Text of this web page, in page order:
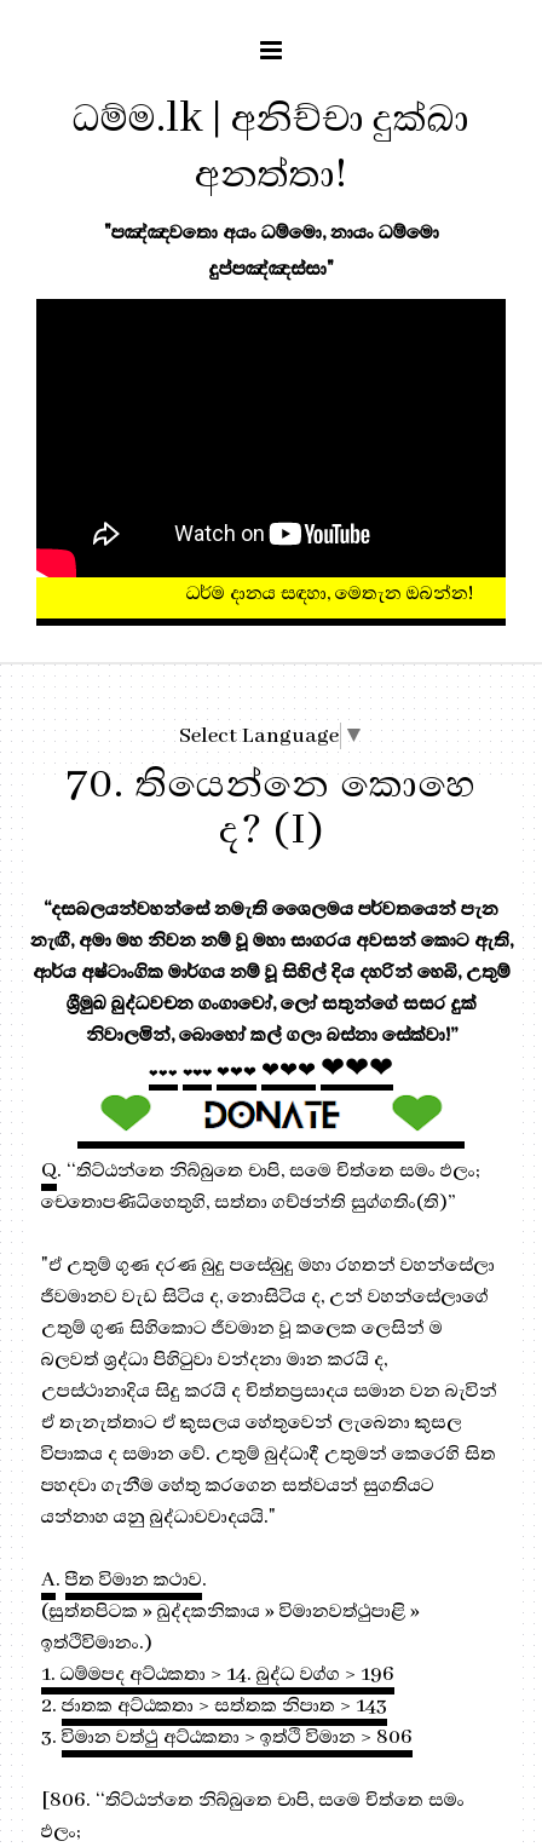
ධම්ම.lk | අනිච්චා දුක්ඛා
අනත්තා!
"පඤ්ඤවතො අයං ධම්මො, නායං ධම්මො
දුප්පඤ්ඤස්සා"
ධර්ම දානය සඳහා, මෙතැන ඔබන්න!
Select Language ▼
70. තියෙන්නෙ කොහෙ
ද? (I)
“දසබලයන්වහන්සේ නමැති ශෛලමය පර්වතයෙන් පැන
නැඟී, අමා මහ නිවන නම් වූ මහා සාගරය අවසන් කොට ඇති,
ආර්ය අෂ්ටාංගික මාර්ගය නම් වූ සිහිල් දිය දහරින් හෙබි, උතුම්
ශ්‍රීමුඛ බුද්ධවචන ගංගාවෝ, ලෝ සතුන්ගේ සසර දුක්
නිවාලමින්, බොහෝ කල් ගලා බස්නා සේක්වා!”
❤❤❤ ❤❤❤ ❤❤❤ ❤❤❤ ❤❤❤
Q. ‘‘තිට්‌ඨන්‌තෙ නිබ්‌බුතෙ චාපි, සමෙ චිත්‌තෙ සමං ඵලං;
චෙතොපණිධිහෙතුහි, සත්‌තා ගච්‌ඡන්‌ති සුග්‌ගතිං(ති)”
"ඒ උතුම් ගුණ දරණ බුදු පසේබුදු මහා රහතන් වහන්සේලා
ජීවමානව වැඩ සිටිය ද, නොසිටිය ද, උන් වහන්සේලාගේ
උතුම් ගුණ සිහිකොට ජීවමාන වූ කලෙක ලෙසින් ම
බලවත් ශ්‍රද්ධා පිහිටුවා වන්දනා මාන කරයි ද,
උපස්ථානාදිය සිදු කරයි ද චිත්තප්‍රසාදය සමාන වන බැවින්
ඒ තැනැත්තාට ඒ කුසලය හේතුවෙන් ලැබෙනා කුසල
විපාකය ද සමාන වේ. උතුම් බුද්ධාදී උතුමන් කෙරෙහි සිත
පහදවා ගැනීම හේතු කරගෙන සත්වයන් සුගතියට
යන්නාහ යනු බුද්ධාවවාදයයි."
A.පීත විමාන කථාව.
(සුත්තපිටක » ඛුද්දකනිකාය » විමානවත්ථුපාළි »
ඉත්ථිවිමානං.)
1. ධම්මපද අට්ඨකතා > 14. බුද්ධ වග්ග > 196
2.ජාතක අට්ඨකතා > සත්තක නිපාත > 143
3.විමාන වත්ථු අට්ඨකතා > ඉත්ථි විමාන > 806
[806. ‘‘තිට්ඨන්තෙ නිබ්බුතෙ චාපි, සමෙ චිත්තෙ සමං
ඵලං;